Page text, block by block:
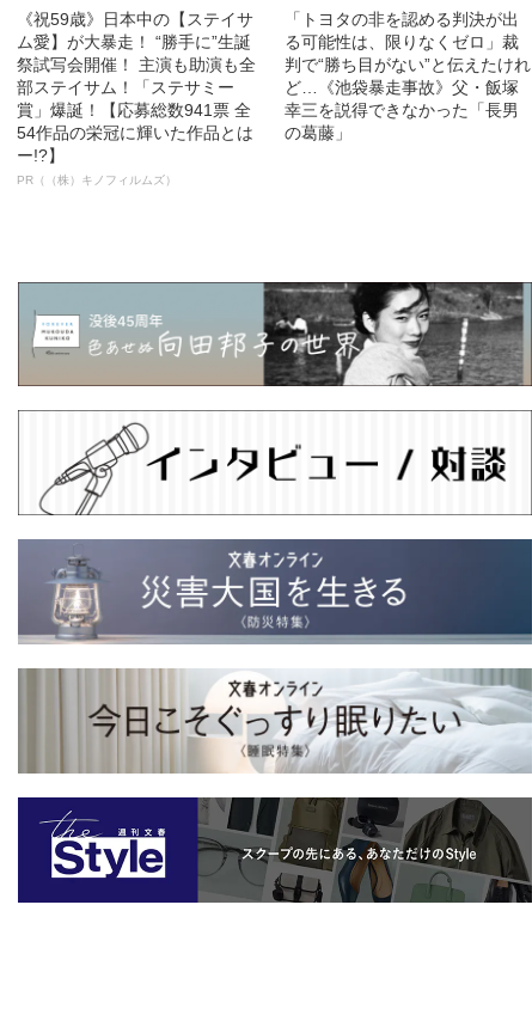
《祝59歳》日本中の【ステイサ
ム愛】が大暴走！ “勝手に”生誕
祭試写会開催！ 主演も助演も全
部ステイサム！「ステサミー
賞」爆誕！【応募総数941票 全
54作品の栄冠に輝いた作品とは
ー!?】
PR（（株）キノフィルムズ）
「トヨタの非を認める判決が出
る可能性は、限りなくゼロ」裁
判で“勝ち目がない”と伝えたけれ
ど…《池袋暴走事故》父・飯塚
幸三を説得できなかった「長男
の葛藤」